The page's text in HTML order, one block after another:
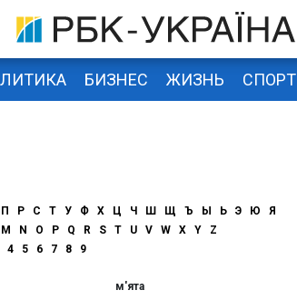
БИЗНЕС ЖИЗНЬ СПОРТ
П Р С Т У Ф Х Ц Ч Ш Щ Ъ Ы Ь Э Ю
Я
M N O P Q R S T U V W X Y
Z
4 5 6 7 8 9
м'ята